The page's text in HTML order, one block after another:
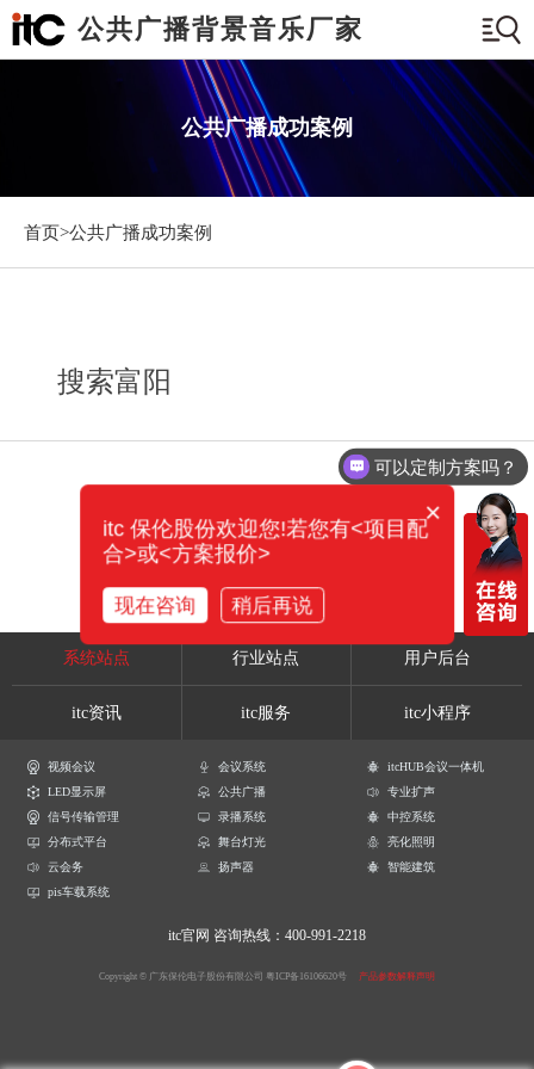
公共广播背景音乐厂家
公共广播成功案例
首页>公共广播成功案例
搜索富阳
系统站点 行业站点 用户后台
itc资讯 itc服务 itc小程序
视频会议 会议系统
itcHUB会议一体机
LED显示屏
公共广播
专业扩声
信号传输管理
录播系统
中控系统
分布式平台
舞台灯光
亮化照明
云会务
扬声器
智能建筑
pis车载系统
itc官网 咨询热线：400-991-2218
Copyright © 广东保伦电子股份有限公司 粤ICP备16106620号 产品参数解释声明
可以定制方案吗？
×
itc 保伦股份欢迎您!若您有<项目配
合>或<方案报价>
现在咨询 稍后再说